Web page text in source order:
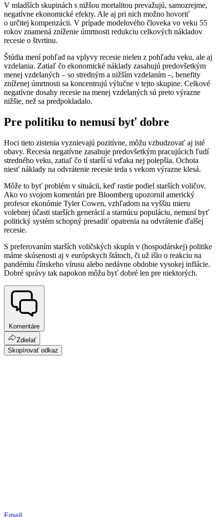
V mladších skupinách s nižšou mortalitou prevažujú, samozrejme,
negatívne ekonomické efekty. Ale aj pri nich možno hovoriť
o určitej kompenzácii. V prípade modelového človeka vo veku 55
rokov znamená zníženie úmrtnosti redukciu celkových nákladov
recesie o štvrtinu.
Štúdia mení pohľad na vplyvy recesie nielen z pohľadu veku, ale aj
vzdelania. Zatiaľ čo ekonomické náklady zasahujú predovšetkým
menej vzdelaných – so stredným a nižším vzdelaním –, benefity
zníženej úmrtnosti sa koncentrujú výlučne v tejto skupine. Celkové
negatívne dosahy recesie na menej vzdelaných sú preto výrazne
nižšie, než sa predpokladalo.
Pre politiku to nemusí byť dobre
Hoci tieto zistenia vyznievajú pozitívne, môžu vzbudzovať aj isté
obavy. Recesia negatívne zasahuje predovšetkým pracujúcich ľudí
stredného veku, zatiaľ čo tí starší si vďaka nej polepšia. Ochota
niesť náklady na odvrátenie recesie teda s vekom výrazne klesá.
Môže to byť problém v situácii, keď rastie podiel starších voličov.
Ako vo svojom komentári pre Bloomberg upozornil americký
profesor ekonómie Tyler Cowen, vzhľadom na vyššiu mieru
volebnej účasti starších generácií a starnúcu populáciu, nemusí byť
politický systém schopný presadiť opatrenia na odvrátenie ďalšej
recesie.
S preferovaním starších voličských skupín v (hospodárskej) politike
máme skúsenosti aj v európskych štátoch, či už išlo o reakciu na
pandémiu čínskeho vírusu alebo nedávne obdobie vysokej inflácie.
Dobré správy tak napokon môžu byť dobré len pre niektorých.
Komentáre
Zdielať
Skopírovať odkaz